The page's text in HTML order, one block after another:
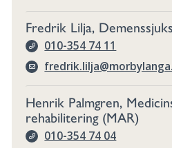
Fredrik Lilja,
010-354 74 11
Henrik Palmgren,
rehabilitering (MAR)
010-354 74 04